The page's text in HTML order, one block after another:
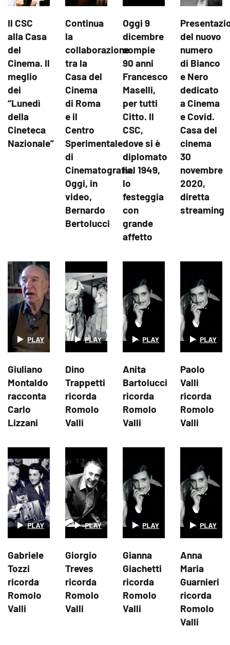
Il CSC
alla Casa
del
Cinema. Il
meglio
dei
“Lunedì
della
Cineteca
Nazionale”
Continua
la
collaborazione
tra la
Casa del
Cinema
di Roma
e il
Centro
Sperimentale
di
Cinematografia.
Oggi, in
video,
Bernardo
Bertolucci
Oggi 9
dicembre
compie
90 anni
Francesco
Maselli,
per tutti
Citto. Il
CSC,
dove si è
diplomato
nel 1949,
lo
festeggia
con
grande
affetto
del nuovo
numero
di Bianco
e Nero
dedicato
a Cinema
e Covid.
Casa del
cinema
30
novembre
2020,
diretta
streaming
Giuliano
Montaldo
racconta
Carlo
Lizzani
Dino
Trappetti
ricorda
Romolo
Valli
Anita
Bartolucci
ricorda
Romolo
Valli
Paolo
Valli
ricorda
Romolo
Valli
Gabriele
Tozzi
ricorda
Romolo
Valli
Giorgio
Treves
ricorda
Romolo
Valli
Gianna
Giachetti
ricorda
Romolo
Valli
Anna
Maria
Guarnieri
ricorda
Romolo
Valli